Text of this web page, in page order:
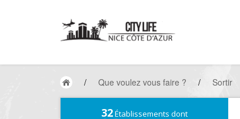
/ Que voulez vous faire ? / Sortir
32Établissements dont